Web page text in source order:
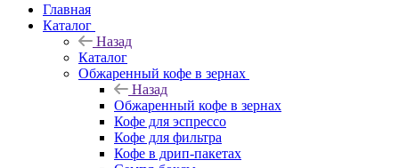
Главная
Каталог
Назад
Каталог
Обжаренный кофе в зернах
Назад
Обжаренный кофе в зернах
Кофе для эспрессо
Кофе для фильтра
Кофе в дрип-пакетах